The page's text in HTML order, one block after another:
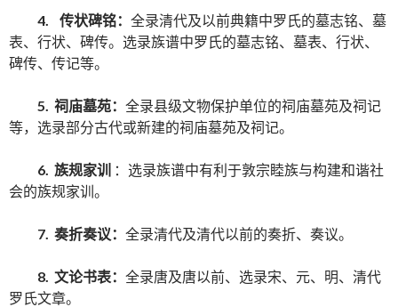
4. 传状碑铭： 全录清代及以前典籍中罗氏的墓志铭、墓
表、行状、碑传。选录族谱中罗氏的墓志铭、墓表、行状、
碑传、传记等。
5. 祠庙墓苑： 全录县级文物保护单位的祠庙墓苑及祠记
等，选录部分古代或新建的祠庙墓苑及祠记。
6. 族规家训 ：选录族谱中有利于敦宗睦族与构建和谐社
会的族规家训。
7. 奏折奏议： 全录清代及清代以前的奏折、奏议。
8. 文论书表： 全录唐及唐以前、选录宋、元、明、清代
罗氏文章。